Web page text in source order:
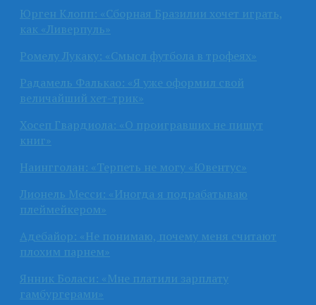
Юрген Клопп: «Сборная Бразилии хочет играть,
как «Ливерпуль»
Ромелу Лукаку: «Смысл футбола в трофеях»
Радамель Фалькао: «Я уже оформил свой
величайший хет-трик»
Хосеп Гвардиола: «О проигравших не пишут
книг»
Наингголан: «Терпеть не могу «Ювентус»
Лионель Месси: «Иногда я подрабатываю
плеймейкером»
Адебайор: «Не понимаю, почему меня считают
плохим парнем»
Янник Боласи: «Мне платили зарплату
гамбургерами»